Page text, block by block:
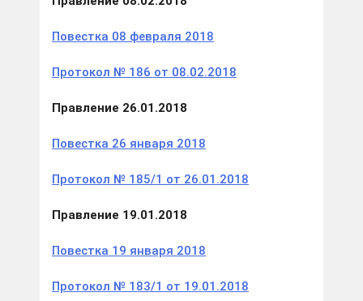
Повестка 08 февраля 2018
Протокол № 186 от 08.02.2018
Правление 26.01.2018
Повестка 26 января 2018
Протокол № 185/1 от 26.01.2018
Правление 19.01.2018
Повестка 19 января 2018
Протокол № 183/1 от 19.01.2018